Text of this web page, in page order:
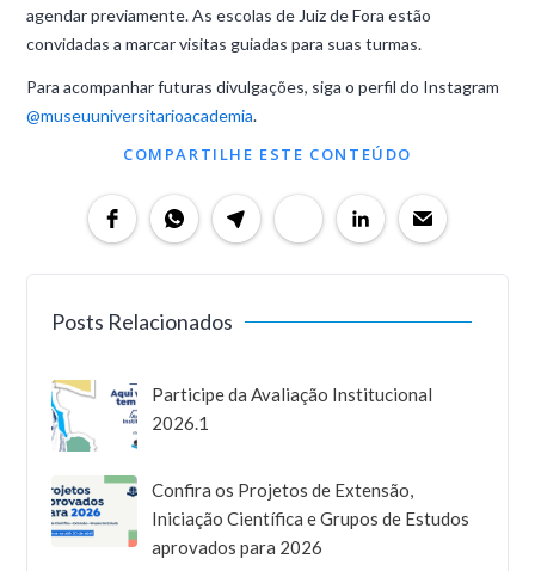
agendar previamente. As escolas de Juiz de Fora estão
convidadas a marcar visitas guiadas para suas turmas.
Para acompanhar futuras divulgações, siga o perfil do Instagram
@museuuniversitarioacademia.
COMPARTILHE ESTE CONTEÚDO
Posts Relacionados
Participe da Avaliação Institucional
2026.1
Confira os Projetos de Extensão,
Iniciação Científica e Grupos de Estudos
aprovados para 2026